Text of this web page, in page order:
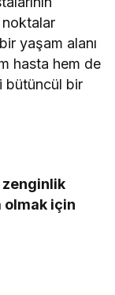
noktalar
yaşam alanı
hasta hem de
bütüncül bir
zenginlik
olmak için